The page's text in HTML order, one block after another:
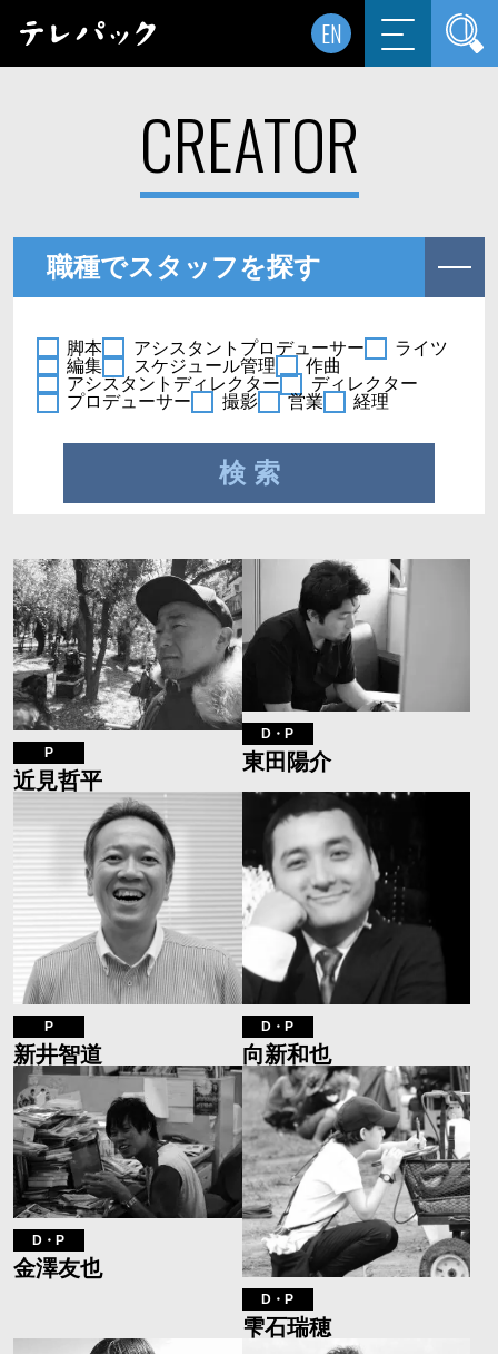
EN
CREATOR
職種でスタッフを探す
検 索
脚本 アシスタントプロデューサー
ライツ
編集
スケジュール管理
作曲
アシスタントディレクター
ディレクター
プロデューサー
撮影 営業 経理
P
近見哲平
D・P
東田陽介
P
新井智道
D・P
向新和也
D・P
金澤友也
D・P
雫石瑞穂